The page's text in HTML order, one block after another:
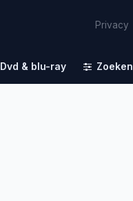
Privacy
Dvd & blu-ray Zoeken